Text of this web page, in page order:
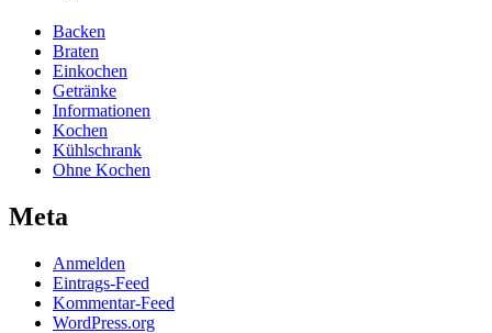
Backen
Braten
Einkochen
Getränke
Informationen
Kochen
Kühlschrank
Ohne Kochen
Meta
Anmelden
Eintrags-Feed
Kommentar-Feed
WordPress.org